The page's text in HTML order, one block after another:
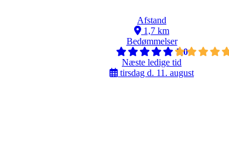
Afstand
1,7 km
Bedømmelser
5,0
Næste ledige tid
tirsdag d. 11. august